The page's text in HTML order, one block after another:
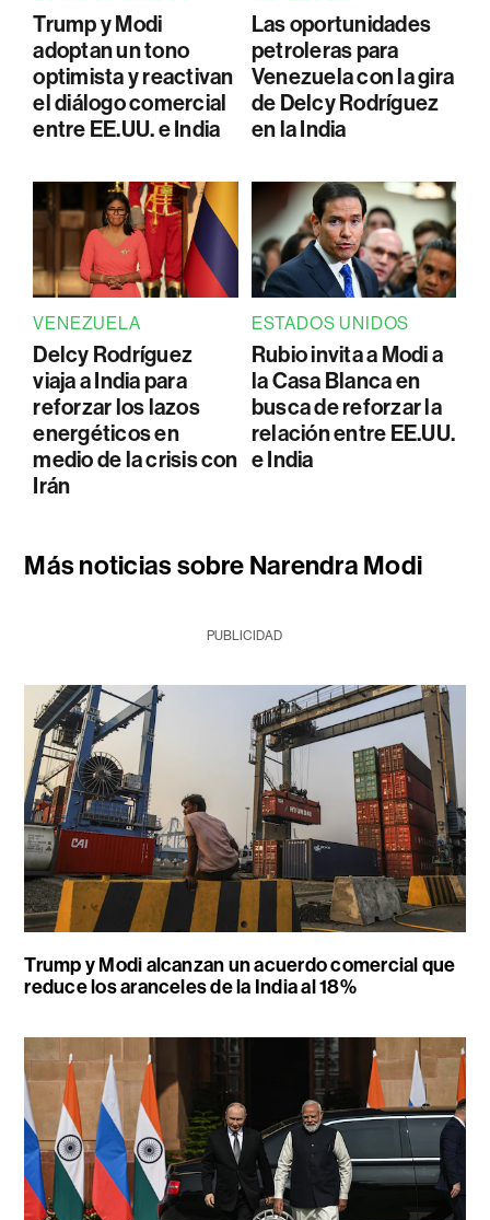
Trump y Modi
adoptan un tono
optimista y reactivan
el diálogo comercial
entre EE.UU. e India
Las oportunidades
petroleras para
Venezuela con la gira
de Delcy Rodríguez
en la India
VENEZUELA
Delcy Rodríguez
viaja a India para
reforzar los lazos
energéticos en
medio de la crisis con
Irán
ESTADOS UNIDOS
Rubio invita a Modi a
la Casa Blanca en
busca de reforzar la
relación entre EE.UU.
e India
Más noticias sobre Narendra Modi
PUBLICIDAD
Trump y Modi alcanzan un acuerdo comercial que
reduce los aranceles de la India al 18%